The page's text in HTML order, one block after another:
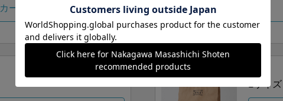
カートに入れる
Lサイズ